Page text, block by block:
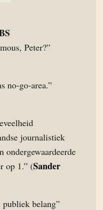
Peter?”
no-go-area.”
journalistiek
ondergewaardeerde
op 1.” (Sander
belang”